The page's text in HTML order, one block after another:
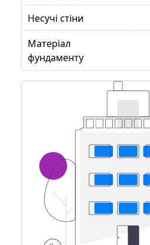
Несучі стіни
Матеріал
фундаменту